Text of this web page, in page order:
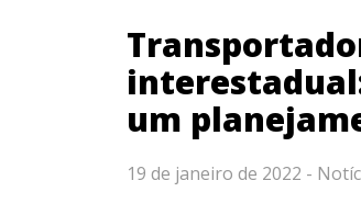
um
19 de janeiro de 2022 -